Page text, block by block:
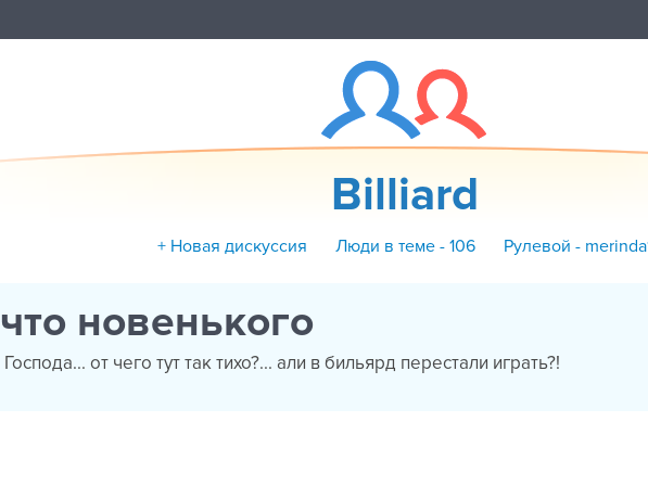
Billiard
+ Новая дискуссия Люди в теме - 106 Рулевой -
что новенького
Господа... от чего тут так тихо?... али в бильярд перестали играть?!